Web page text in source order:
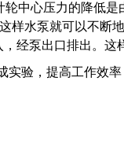
中心压力的降低
样水泵就可以不
经泵出口排出。这
验，提高工作效